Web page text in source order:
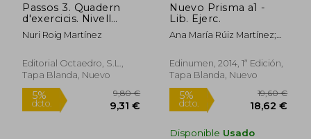
Passos 3. Quadern
d'exercicis. Nivell
intermedi 3: Nivell
intermedi. Curs de
catalanoparlants
Nuri Roig Martínez
Editorial Octaedro, S.L.,
Tapa Blanda, Nuevo
Rápido
Nuevo Prisma a1 -
Lib. Ejerc.
Ana María Rúiz Martínez;
Pérez
Edinumen, 2014, 1ª Edición,
Tapa Blanda, Nuevo
Rápido
Disponible Usado